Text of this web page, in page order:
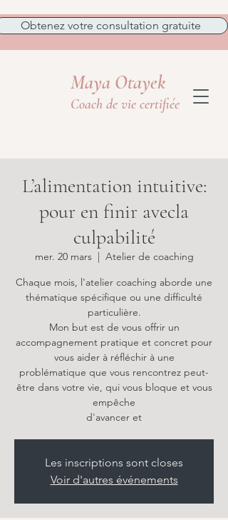
Maya Otayek
Coach de vie certifiée
Obtenez votre consultation gratuite
L’alimentation intuitive:
pour en finir avecla
culpabilité
mer. 20 mars
  |
Atelier de coaching
Chaque mois, l'atelier coaching aborde une
thématique spécifique ou une difficulté
particulière.
Mon but est de vous offrir un
accompagnement pratique et concret pour
vous aider à réfléchir à une
problématique que vous rencontrez peut-
être dans votre vie, qui vous bloque et vous
empêche
d'avancer et
Les inscriptions sont closes
Voir d'autres événements